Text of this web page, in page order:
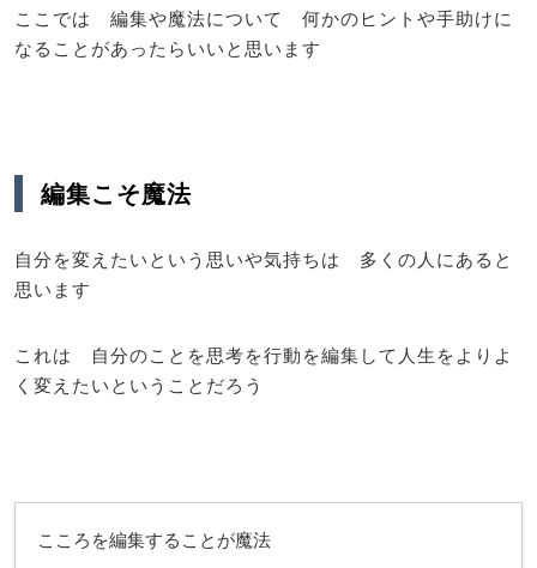
ここでは 編集や魔法について 何かのヒントや手助けに
なることがあったらいいと思います
編集こそ魔法
自分を変えたいという思いや気持ちは 多くの人にあると
思います
これは 自分のことを思考を行動を編集して人生をよりよ
く変えたいということだろう
こころを編集することが魔法